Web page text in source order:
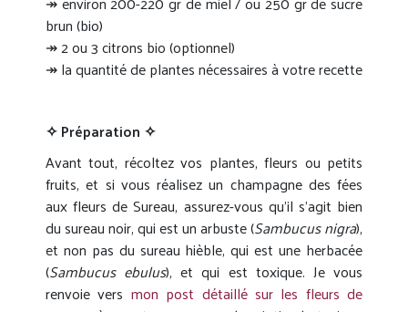
brun (bio)
↠ 2 ou 3 citrons bio (optionnel)
↠ la quantité de plantes nécessaires à votre recette
✧ Préparation ✧
Avant tout, récoltez vos plantes, fleurs ou petits
fruits, et si vous réalisez un champagne des fées
aux fleurs de Sureau, assurez-vous qu’il s’agit bien
du sureau noir, qui est un arbuste (Sambucus nigra),
et non pas du sureau hièble, qui est une herbacée
(Sambucus ebulus), et qui est toxique. Je vous
renvoie vers mon post détaillé sur les fleurs de